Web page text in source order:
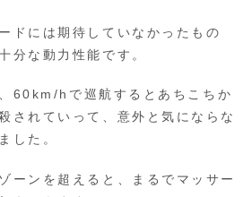
ドには期待していなかったもの
分な動力性能です。
60km/hで巡航するとあちこちか
されていって、意外と気にならな
した。
ーンを超えると、まるでマッサー